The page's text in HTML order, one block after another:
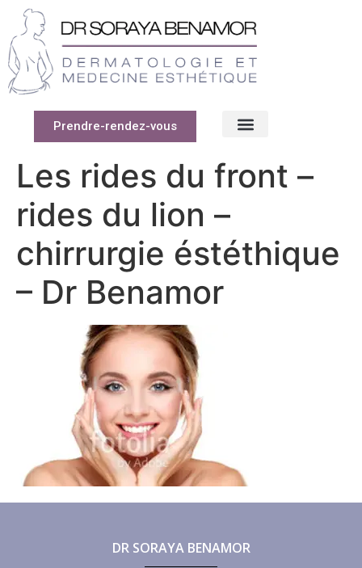
Prendre-rendez-vous
Les rides du front –
rides du lion –
chirrurgie éstéthique
– Dr Benamor
DR SORAYA BENAMOR